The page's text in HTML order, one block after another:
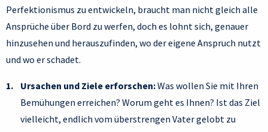
Perfektionismus zu entwickeln, braucht man nicht gleich alle
Ansprüche über Bord zu werfen, doch es lohnt sich, genauer
hinzusehen und herauszufinden, wo der eigene Anspruch nutzt
und wo er schadet.
Ursachen und Ziele erforschen:Was wollen Sie mit Ihren
Bemühungen erreichen? Worum geht es Ihnen? Ist das Ziel
vielleicht, endlich vom überstrengen Vater gelobt zu